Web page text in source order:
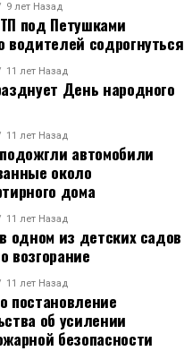
9 лет Назад
под Петушками
водителей содрогнуться
11 лет Назад
День народного
11 лет Назад
автомобили
около
дома
11 лет Назад
одном из детских садов
возгорание
11 лет Назад
постановление
об усилении
безопасности